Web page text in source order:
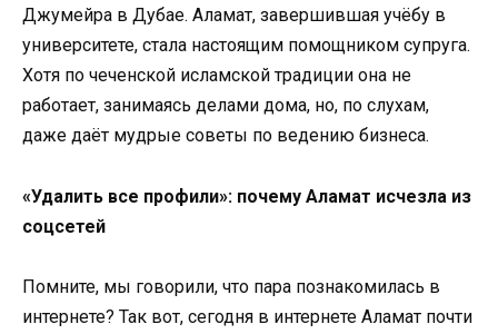
Джумейра в Дубае. Аламат, завершившая учёбу в
университете, стала настоящим помощником супруга.
Хотя по чеченской исламской традиции она не
работает, занимаясь делами дома, но, по слухам,
даже даёт мудрые советы по ведению бизнеса.
«Удалить все профили»: почему Аламат исчезла из
соцсетей
Помните, мы говорили, что пара познакомилась в
интернете? Так вот, сегодня в интернете Аламат почти